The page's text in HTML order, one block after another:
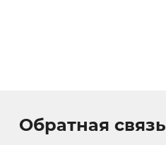
Обратная связь